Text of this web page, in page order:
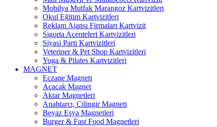
Mobilya Mutfak Marangoz Kartvizitleri
Okul Eğitim Kartvizitleri
Reklam Ajansı Firmaları Kartvizit
Sigorta Acenteleri Kartvizitleri
Siyasi Parti Kartvizitleri
Veteriner & Pet Shop Kartvizitleri
Yoga & Pilates Kartvizitleri
MAGNET
Eczane Magneti
Açacak Magnet
Aktar Magnetleri
Anahtarcı, Çilingir Magneti
Beyaz Eşya Magnetleri
Burger & Fast Food Magnetleri